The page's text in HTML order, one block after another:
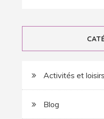
Activités et loisirs
Blog